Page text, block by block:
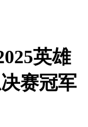
英雄
赛冠军